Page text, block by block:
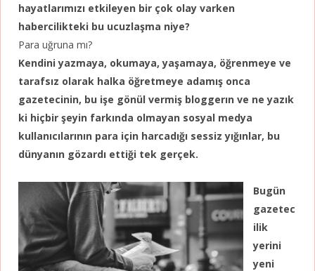
hayatlarımızı etkileyen bir çok olay varken
habercilikteki bu ucuzlaşma niye?
Para uğruna mı?
Kendini yazmaya, okumaya, yaşamaya, öğrenmeye ve
tarafsız olarak halka öğretmeye adamış onca
gazetecinin, bu işe gönül vermiş bloggerın ve ne yazık
ki hiçbir şeyin farkında olmayan sosyal medya
kullanıcılarının para için harcadığı sessiz yığınlar, bu
dünyanın gözardı ettiği tek gerçek.
Bugün
gazetec
ilik
yerini
yeni